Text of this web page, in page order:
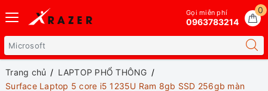
0
Gọi miễn phí
0963783214
Trang chủ
LAPTOP PHỔ THÔNG
Surface Laptop 5 core i5 1235U Ram 8gb SSD 256gb màn